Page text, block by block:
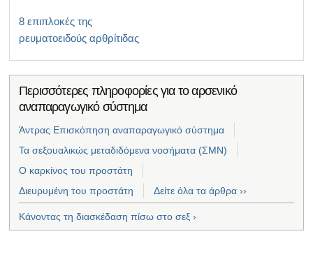
8 επιπλοκές της
ρευματοειδούς αρθρίτιδας
Περισσότερες πληροφορίες για το αρσενικό
αναπαραγωγικό σύστημα
Άντρας Επισκόπηση αναπαραγωγικό σύστημα
Τα σεξουαλικώς μεταδιδόμενα νοσήματα (ΣΜΝ)
Ο καρκίνος του προστάτη
Διευρυμένη του προστάτη
Δείτε όλα τα άρθρα ››
Κάνοντας τη διασκέδαση πίσω στο σεξ ›